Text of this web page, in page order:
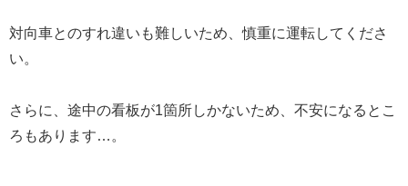
対向車とのすれ違いも難しいため、慎重に運転してくださ
い。
さらに、途中の看板が1箇所しかないため、不安になるとこ
ろもあります…。